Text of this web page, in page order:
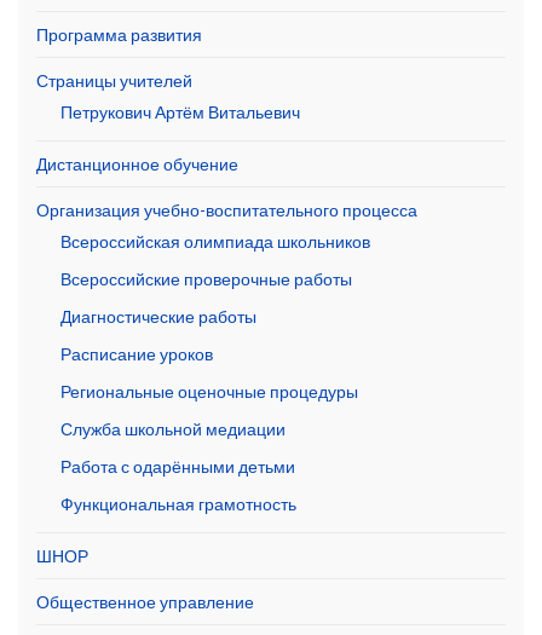
Программа развития
Страницы учителей
Петрукович Артём Витальевич
Дистанционное обучение
Организация учебно-воспитательного процесса
Всероссийская олимпиада школьников
Всероссийские проверочные работы
Диагностические работы
Расписание уроков
Региональные оценочные процедуры
Служба школьной медиации
Работа с одарёнными детьми
Функциональная грамотность
ШНОР
Общественное управление